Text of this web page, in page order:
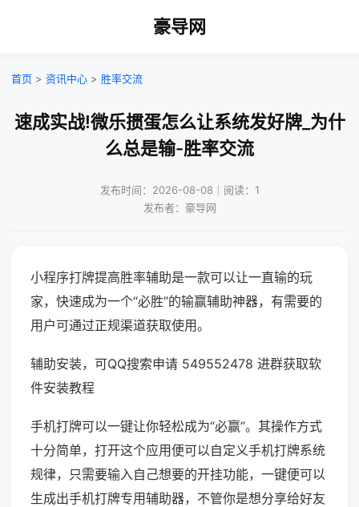
豪导网
首页 > 资讯中心 > 胜率交流
速成实战!微乐掼蛋怎么让系统发好牌_为什
么总是输-胜率交流
发布时间：2026-08-08｜阅读：1
发布者：豪导网
小程序打牌提高胜率辅助是一款可以让一直输的玩
家，快速成为一个“必胜”的输赢辅助神器，有需要的
用户可通过正规渠道获取使用。
辅助安装，可QQ搜索申请 549552478 进群获取软
件安装教程
手机打牌可以一键让你轻松成为“必赢”。其操作方式
十分简单，打开这个应用便可以自定义手机打牌系统
规律，只需要输入自己想要的开挂功能，一键便可以
生成出手机打牌专用辅助器，不管你是想分享给好友